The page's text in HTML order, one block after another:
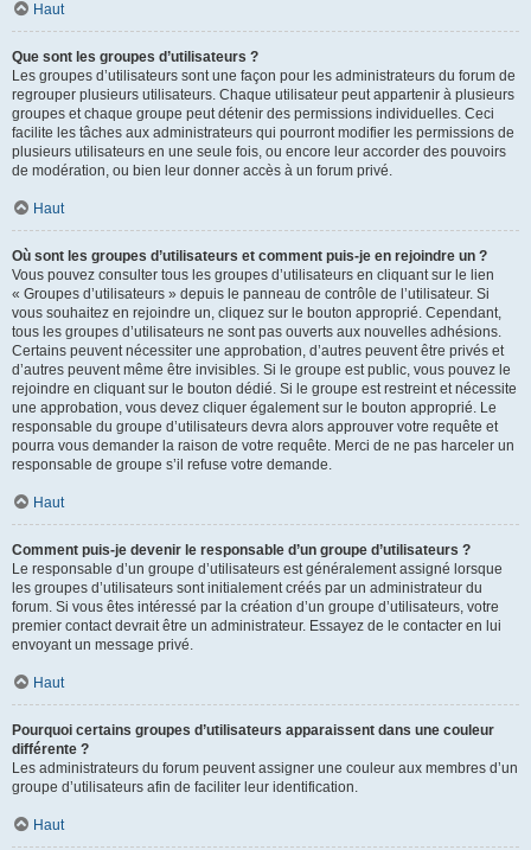
Haut
Que sont les groupes d’utilisateurs ?
Les groupes d’utilisateurs sont une façon pour les administrateurs du forum de
regrouper plusieurs utilisateurs. Chaque utilisateur peut appartenir à plusieurs
groupes et chaque groupe peut détenir des permissions individuelles. Ceci
facilite les tâches aux administrateurs qui pourront modifier les permissions de
plusieurs utilisateurs en une seule fois, ou encore leur accorder des pouvoirs
de modération, ou bien leur donner accès à un forum privé.
Haut
Où sont les groupes d’utilisateurs et comment puis-je en rejoindre un ?
Vous pouvez consulter tous les groupes d’utilisateurs en cliquant sur le lien
« Groupes d’utilisateurs » depuis le panneau de contrôle de l’utilisateur. Si
vous souhaitez en rejoindre un, cliquez sur le bouton approprié. Cependant,
tous les groupes d’utilisateurs ne sont pas ouverts aux nouvelles adhésions.
Certains peuvent nécessiter une approbation, d’autres peuvent être privés et
d’autres peuvent même être invisibles. Si le groupe est public, vous pouvez le
rejoindre en cliquant sur le bouton dédié. Si le groupe est restreint et nécessite
une approbation, vous devez cliquer également sur le bouton approprié. Le
responsable du groupe d’utilisateurs devra alors approuver votre requête et
pourra vous demander la raison de votre requête. Merci de ne pas harceler un
responsable de groupe s’il refuse votre demande.
Haut
Comment puis-je devenir le responsable d’un groupe d’utilisateurs ?
Le responsable d’un groupe d’utilisateurs est généralement assigné lorsque
les groupes d’utilisateurs sont initialement créés par un administrateur du
forum. Si vous êtes intéressé par la création d’un groupe d’utilisateurs, votre
premier contact devrait être un administrateur. Essayez de le contacter en lui
envoyant un message privé.
Haut
Pourquoi certains groupes d’utilisateurs apparaissent dans une couleur
différente ?
Les administrateurs du forum peuvent assigner une couleur aux membres d’un
groupe d’utilisateurs afin de faciliter leur identification.
Haut